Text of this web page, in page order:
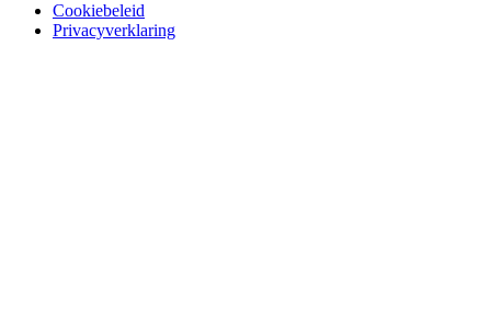
Cookiebeleid
Privacyverklaring